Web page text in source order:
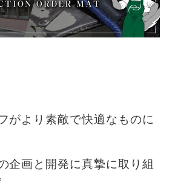
がより素敵で快適なものに
企画と開発に真摯に取り組